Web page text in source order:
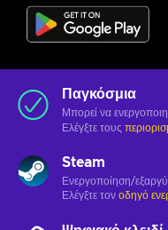
Παγκόσμια
Μπορεί να
Ελέγξτε τους
Steam
Ενεργοποίηση/
Ελέγξτε τον οδηγό